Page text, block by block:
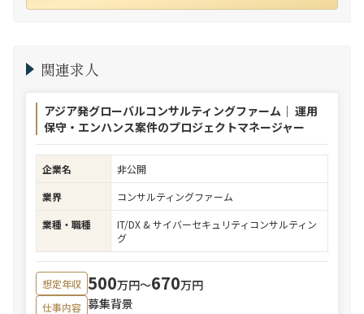
関連求人
アジア発グローバルコンサルティングファーム｜ 運用
保守・エンハンス案件のプロジェクトマネージャー
企業名
非公開
業界
コンサルティングファーム
業種・職種
IT/DX & サイバーセキュリティコンサルティン
グ
想定年収 500万円〜670万円
仕事内容 募集背景